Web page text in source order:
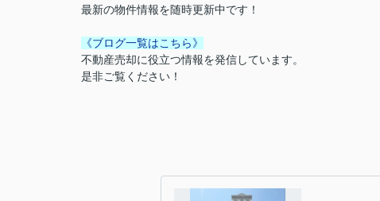
最新の物件情報を随時更新中です！
《ブログ一覧はこちら》
不動産売却に役立つ情報を発信しています。
是非ご覧ください！